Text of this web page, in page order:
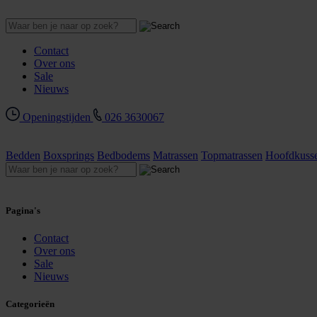
Contact
Over ons
Sale
Nieuws
Openingstijden 026 3630067
Bedden Boxsprings Bedbodems Matrassen Topmatrassen
Pagina's
Contact
Over ons
Sale
Nieuws
Categorieën